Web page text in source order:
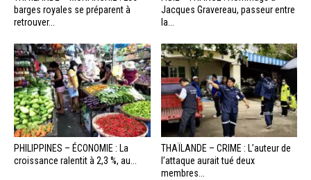
barges royales se préparent à
retrouver...
Jacques Gravereau, passeur entre
la...
PHILIPPINES – ÉCONOMIE : La
croissance ralentit à 2,3 %, au...
THAÏLANDE – CRIME : L’auteur de
l’attaque aurait tué deux
membres...